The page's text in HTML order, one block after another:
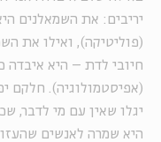
יריבים: את השמאלנים
(פוליטיקה), ואילו את
חיובי לדת – היא איבדה
(אפיסטמולוגיה). חלקם
יגלו שאין עם מי לדבר,
היא שמרה לאנשים